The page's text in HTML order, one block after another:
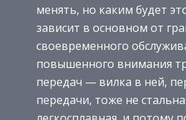
менять, но каким будет
зависит в основном от
своевременного
повышенного внимания
передач — вилка в ней,
передачи, тоже не